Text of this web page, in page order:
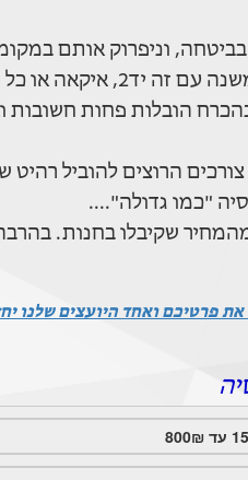
וניפרוק אותם
רהיטים ונגריה בפרדסיה.
הובלות פחות חשובות
רהיט שקנו ביד 2 או בחנוית ורשתות
"כמו גדולה"....
מהמחיר שקיבלו בחנות.
את פרטיכם ואחד היועצים שלנו